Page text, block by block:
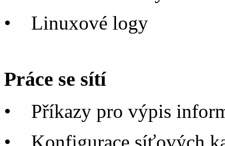
•
Linuxové logy
Práce se sítí
•
Příkazy pro výpis